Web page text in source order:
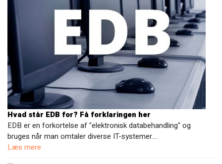
Hvad står EDB for? Få forklaringen her
EDB er en forkortelse af "elektronisk databehandling" og
bruges når man omtaler diverse IT-systemer.…
Læs mere